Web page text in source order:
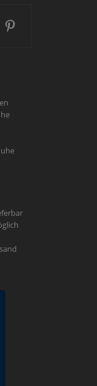
Facebook
More auf
Ski and More